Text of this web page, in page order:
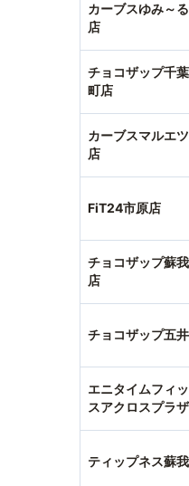
カーブスゆみ～
店
チョコザップ千
町店
カーブスマルエ
店
FiT24市原店
チョコザップ蘇
店
チョコザップ五
エニタイムフィ
スアクロスプラ
ティップネス蘇